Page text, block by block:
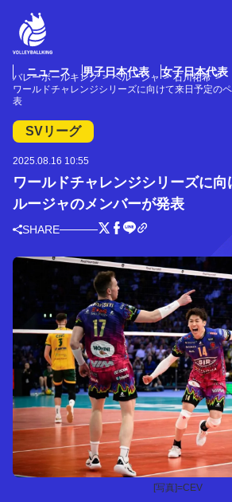
ニュース 男子日本代表 女子日本代表
バレーボールキング ペルージャ
石川祐希
ワールドチャレンジシリーズに向けて来日予定の
表
SVリーグ
2025.08.16 10:55
ワールドチャレンジシリーズに
ルージャのメンバーが発表
SHARE
[写真]=CEV